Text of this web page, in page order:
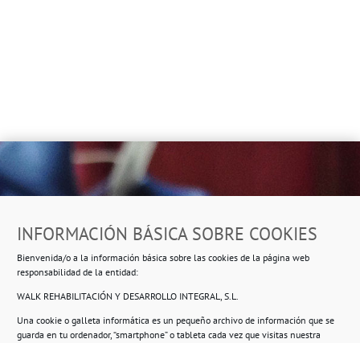
INFORMACIÓN BÁSICA SOBRE COOKIES
Bienvenida/o a la información básica sobre las cookies de la página web
responsabilidad de la entidad:
WALK REHABILITACIÓN Y DESARROLLO INTEGRAL, S.L.
Una cookie o galleta informática es un pequeño archivo de información que se
guarda en tu ordenador, “smartphone” o tableta cada vez que visitas nuestra
Ropero Solidario de Usera
Beasáin 25-33posterior, local 3 – 28041 Madrid